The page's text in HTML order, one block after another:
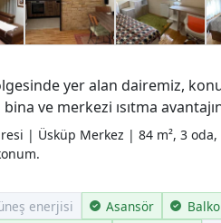
yer alan dairemiz,
ve merkezi ısıtma
| Üsküp Merkez | 84 m², 3 oda,
enerjisi Asansör